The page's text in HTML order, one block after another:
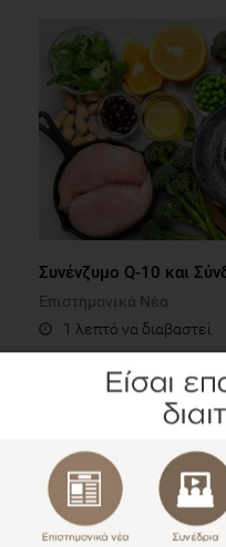
Συνένζυμο Q-10 και
Επιστημονικά Νέα
1 λεπτό να διαβαστεί